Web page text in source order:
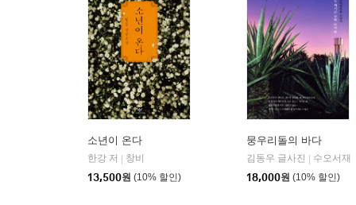
소년이 온다
한강 저
창비
13,500원 (10% 할인)
뭉우리돌의 바다
김동우 글사진
수오서재
18,000원 (10% 할인)